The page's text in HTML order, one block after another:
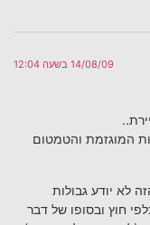
14/08/09 בשעה 12:04
המוגזמת והטמטום
לא יודע גבולות
חוץ ובסופו של דבר